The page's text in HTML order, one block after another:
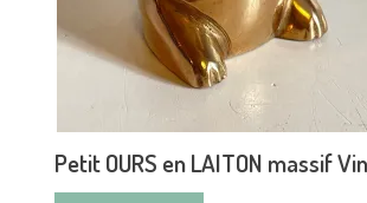
Petit OURS en LAITON massif